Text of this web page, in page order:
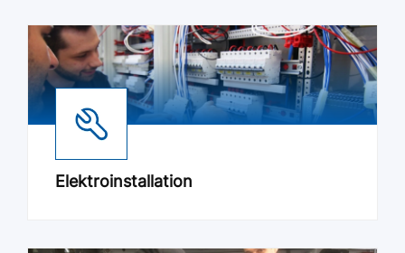
Elektroinstallation